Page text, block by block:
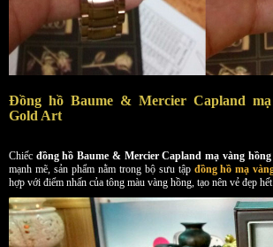
Đồng hồ Baume & Mercier Capland
Gold Art
Chiếc đồng hồ Baume & Mercier Capland mạ vàng hồng
mạnh mẽ, sản phẩm nằm trong bộ sưu tập đồng hồ mạ
hợp với điểm nhấn của tông màu vàng hồng, tạo nên vẻ đẹp